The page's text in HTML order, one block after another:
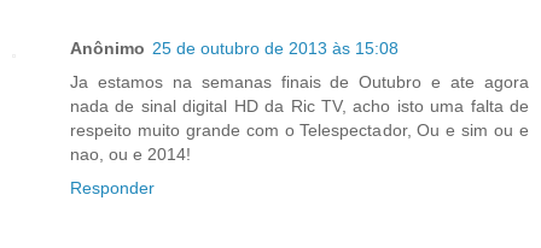
Anônimo 25 de outubro de 2013 às 15:08
Ja estamos na semanas finais de Outubro e ate agora
nada de sinal digital HD da Ric TV, acho isto uma falta de
respeito muito grande com o Telespectador, Ou e sim ou e
nao, ou e 2014!
Responder